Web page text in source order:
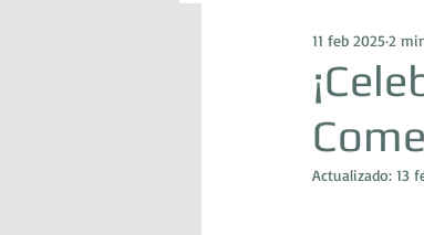
11 feb 20252
Actualizado: 13